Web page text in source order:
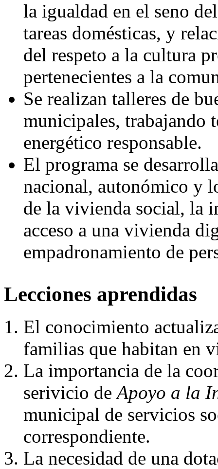
la igualdad en el seno
tareas domésticas, y
del respeto a la cultura
pertenecientes a la
Se realizan talleres de
municipales, trabajando
energético responsable.
El programa se
nacional, autonómico y
de la vivienda social, la
acceso a una vivienda
empadronamiento de
Lecciones aprendidas
El conocimiento
familias que habitan en
La importancia de la
serivicio deApoyo a la
municipal de servicios
correspondiente.
La necesidad de una